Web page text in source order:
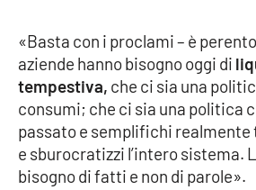
Reggio Calabria
Cosenza
Lamezia Terme
«Basta con i proclami – è
aziende hanno bisogno oggi di
tempestiva, che ci sia una
consumi; che ci sia una politica
passato e semplifichi
e sburocratizzi l’intero sistema.
bisogno di fatti e non di parole».